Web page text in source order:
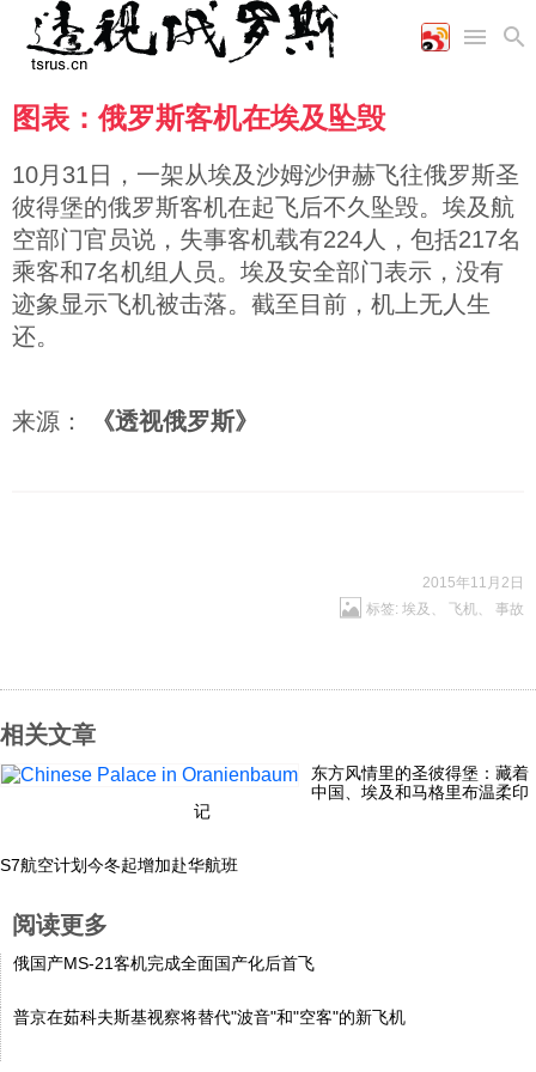
首页
国际
时政
军事
空军
海军
陆军
军事合作
评论
财经
商业
工业
能源
农业
文化
文艺
教育
美食
娱乐
体育
旅游
视听
图片新闻
高清图片
漫画
视频
图表
图表：俄罗斯客机在埃及坠毁
10月31日，一架从埃及沙姆沙伊赫飞往俄罗斯圣
彼得堡的俄罗斯客机在起飞后不久坠毁。埃及航
空部门官员说，失事客机载有224人，包括217名
乘客和7名机组人员。埃及安全部门表示，没有
迹象显示飞机被击落。截至目前，机上无人生
还。
来源： 《透视俄罗斯》
2015年11月2日
标签: 埃及 、 飞机、 事故
相关文章
东方风情里的圣彼得堡：藏着
中国、埃及和马格里布温柔印
记
S7航空计划今冬起增加赴华航班
阅读更多
俄国产MS-21客机完成全面国产化后首飞
普京在茹科夫斯基视察将替代"波音"和"空客"的新飞机